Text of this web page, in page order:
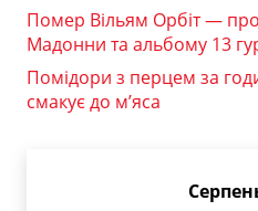
Помер Вільям Орбіт —
Мадонни та альбому 13
Помідори з перцем за
смакує до м’яса